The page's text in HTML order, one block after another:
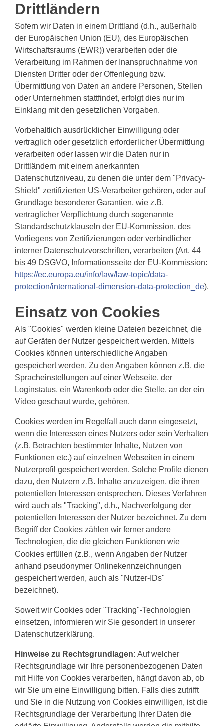
Drittländern
Sofern wir Daten in einem Drittland (d.h., außerhalb
der Europäischen Union (EU), des Europäischen
Wirtschaftsraums (EWR)) verarbeiten oder die
Verarbeitung im Rahmen der Inanspruchnahme von
Diensten Dritter oder der Offenlegung bzw.
Übermittlung von Daten an andere Personen, Stellen
oder Unternehmen stattfindet, erfolgt dies nur im
Einklang mit den gesetzlichen Vorgaben.
Vorbehaltlich ausdrücklicher Einwilligung oder
vertraglich oder gesetzlich erforderlicher Übermittlung
verarbeiten oder lassen wir die Daten nur in
Drittländern mit einem anerkannten
Datenschutzniveau, zu denen die unter dem "Privacy-
Shield" zertifizierten US-Verarbeiter gehören, oder auf
Grundlage besonderer Garantien, wie z.B.
vertraglicher Verpflichtung durch sogenannte
Standardschutzklauseln der EU-Kommission, des
Vorliegens von Zertifizierungen oder verbindlicher
interner Datenschutzvorschriften, verarbeiten (Art. 44
bis 49 DSGVO, Informationsseite der EU-Kommission:
https://ec.europa.eu/info/law/law-topic/data-
protection/international-dimension-data-protection_de).
Einsatz von Cookies
Als "Cookies" werden kleine Dateien bezeichnet, die
auf Geräten der Nutzer gespeichert werden. Mittels
Cookies können unterschiedliche Angaben
gespeichert werden. Zu den Angaben können z.B. die
Spracheinstellungen auf einer Webseite, der
Loginstatus, ein Warenkorb oder die Stelle, an der ein
Video geschaut wurde, gehören.
Cookies werden im Regelfall auch dann eingesetzt,
wenn die Interessen eines Nutzers oder sein Verhalten
(z.B. Betrachten bestimmter Inhalte, Nutzen von
Funktionen etc.) auf einzelnen Webseiten in einem
Nutzerprofil gespeichert werden. Solche Profile dienen
dazu, den Nutzern z.B. Inhalte anzuzeigen, die ihren
potentiellen Interessen entsprechen. Dieses Verfahren
wird auch als "Tracking", d.h., Nachverfolgung der
potentiellen Interessen der Nutzer bezeichnet. Zu dem
Begriff der Cookies zählen wir ferner andere
Technologien, die die gleichen Funktionen wie
Cookies erfüllen (z.B., wenn Angaben der Nutzer
anhand pseudonymer Onlinekennzeichnungen
gespeichert werden, auch als "Nutzer-IDs"
bezeichnet).
Soweit wir Cookies oder "Tracking"-Technologien
einsetzen, informieren wir Sie gesondert in unserer
Datenschutzerklärung.
Hinweise zu Rechtsgrundlagen: Auf welcher
Rechtsgrundlage wir Ihre personenbezogenen Daten
mit Hilfe von Cookies verarbeiten, hängt davon ab, ob
wir Sie um eine Einwilligung bitten. Falls dies zutrifft
und Sie in die Nutzung von Cookies einwilligen, ist die
Rechtsgrundlage der Verarbeitung Ihrer Daten die